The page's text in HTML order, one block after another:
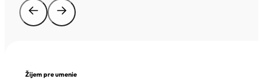
Žijem pre umenie